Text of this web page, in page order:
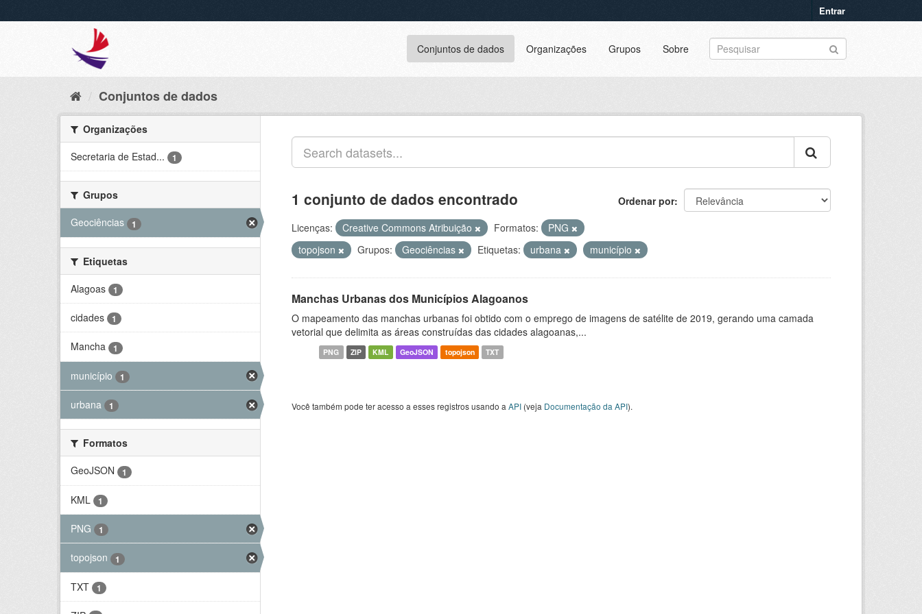
Entrar
Conjuntos de dados Organizações Grupos Sobre
Conjuntos de dados
Organizações
Secretaria de Estad...
1
Grupos
Geociências
1
Etiquetas
Alagoas
1
cidades 1
Mancha 1
município 1
urbana 1
Formatos
GeoJSON
1
KML 1
PNG 1
topojson 1
TXT 1
Ordenar por
1 conjunto de dados encontrado
Licenças: Creative Commons Atribuição Formatos:
PNG
topojson
Grupos: Geociências Etiquetas: urbana município
Manchas Urbanas dos Municípios Alagoanos
O mapeamento das manchas urbanas foi obtido com o emprego de imagens de satélite de 2019, gerando uma camada
vetorial que delimita as áreas construídas das cidades alagoanas,...
PNG ZIP KML GeoJSON topojson TXT
Você também pode ter acesso a esses registros usando a API (veja Documentação da API).